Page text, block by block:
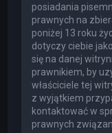
posiadania
prawnych na
poniżej 13 roku
dotyczy ciebie
się na danej
prawnikiem, by
właściciele tej
z wyjątkiem
kontaktować w
prawnych